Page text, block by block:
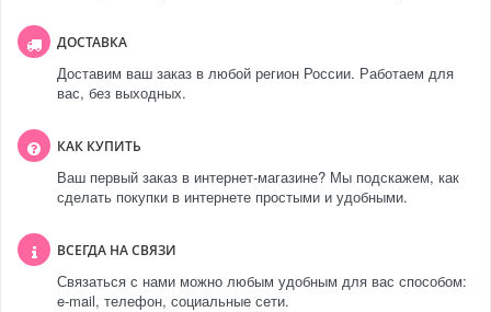
ДОСТАВКА
Доставим ваш заказ в любой регион России. Работаем для
вас, без выходных.
КАК КУПИТЬ
Ваш первый заказ в интернет-магазине? Мы подскажем, как
сделать покупки в интернете простыми и удобными.
ВСЕГДА НА СВЯЗИ
Связаться с нами можно любым удобным для вас способом:
e-mail, телефон, социальные сети.